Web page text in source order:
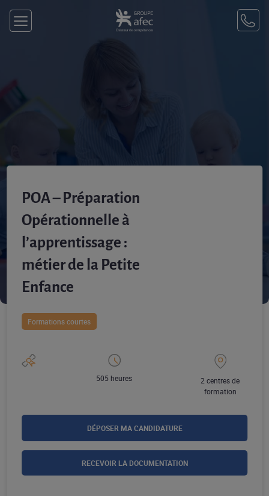
POA – Préparation
Opérationnelle à
l’apprentissage :
métier de la Petite
Enfance
Formations courtes
505 heures
2 centres de
formation
DÉPOSER MA CANDIDATURE
RECEVOIR LA DOCUMENTATION